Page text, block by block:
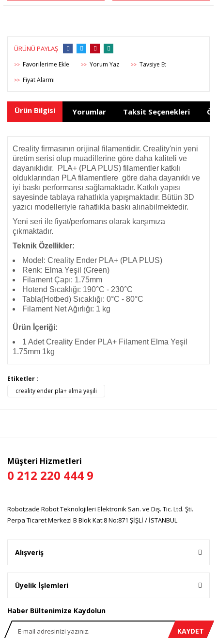
ÜRÜNÜ PAYLAŞ
>> >> Yorum Yaz >> Tavsiye Et
>> Fiyat Alarmı
Ürün Bilgisi Yorumlar Taksit Seçenekleri
Creality firmasının orijinal filamentidir. Creality'nin yeni
üretim serisi olup muadillerine göre daha kaliteli ve
dayanıklıdır. PLA+ (PLA PLUS) filamentler katkılı
olduklarından PLA filamentlere göre daha dayanıklı ve
iyi baskı performansı sağlamaktadır. Katkılı yapısı
sayesinde tablaya rahatlıkla yapışmaktadır. Bütün 3D
yazıcı modelleriyle rahatlıkla baskı alınabilmektedir.
Yeni seri ile fiyat/perfomans olarak karşımıza
çıkmaktadır.
Teknik Özellikler:
Model: Creality Ender PLA+ (PLA PLUS)
Renk: Elma Yeşil (Green)
Filament Çapı: 1.75mm
Hotend Sıcaklığı: 190°C - 230°C
Tabla(Hotbed) Sıcaklığı: 0°C - 80°C
Filament Net Ağırlığı: 1 kg
Ürün İçeriği:
1 Adet Creality Ender PLA+ Filament Elma Yeşil
1.75mm 1kg
Bu ürüne ilk yorumu siz yapın!
Bu ürünün fiyat bilgisi, resim, ürün açıklamalarında ve diğer
konularda yetersiz gördüğünüz noktaları öneri formunu
kullanarak tarafımıza iletebilirsiniz.
Ürün bilgilerinde hatalar bulunuyor.
Ürün fiyatı diğer sitelerden daha pahalı.
Etiketler :
creality ender pla+ elma yeşili
Müşteri Hizmetleri
0 212 220 444 9
Robotzade Robot Teknolojileri Elektronik San. ve Dış. Tic. Ltd. Şti.
Perpa Ticaret Merkezi B Blok Kat:8 No:871 ŞİŞLİ / İSTANBUL
Alışveriş
Üyelik İşlemleri
Haber Bültenimize Kaydolun
KAYDET